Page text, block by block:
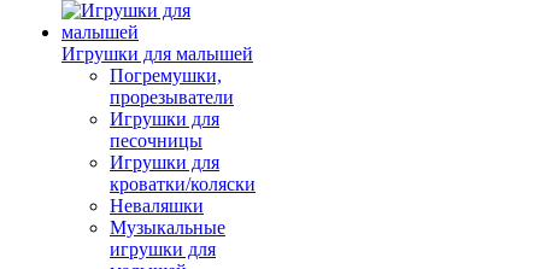
Игрушки для малышей
Погремушки,
прорезыватели
Игрушки для
песочницы
Игрушки для
кроватки/коляски
Неваляшки
Музыкальные
игрушки для